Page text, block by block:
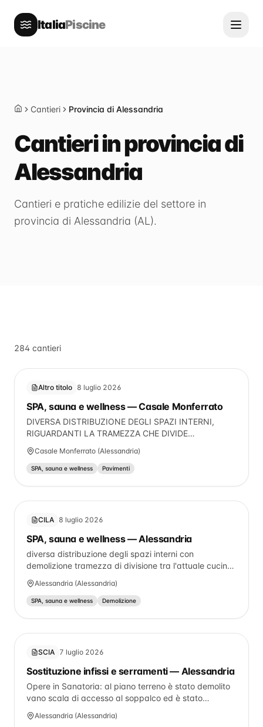
ItaliaPiscine
HomeCantieri Provincia di Alessandria
Cantieri in provincia di
Alessandria
Cantieri e pratiche edilizie del settore in
provincia di Alessandria (AL ).
284 cantieri
Altro titolo 8 luglio 2026
SPA, sauna e wellness — Casale Monferrato
DIVERSA DISTRIBUZIONE DEGLI SPAZI INTERNI,
RIGUARDANTI LA TRAMEZZA CHE DIVIDE
L'INGRESSO DAL DISIMPEGNO (C.E. N. 64 DEL
1962), MENTRE ALLO STATO ATTUALE NON E'
PRESENTE; DIVERSA POSIZIONE DEL DIVISORIO TRA
Casale Monferrato (Alessandria)
SPA, sauna e wellness Pavimenti
CILA 8 luglio 2026
SPA, sauna e wellness — Alessandria
diversa distribuzione degli spazi interni con
demolizione tramezza di divisione tra l'attuale cucina
e l'adiacente camera e la realizzazione di disimpegno
e ripostiglio nell'attuale corridoio di accesso alle
camere. tutto meglio indicato in relazione tecnico
Alessandria (Alessandria)
SPA, sauna e wellness Demolizione
SCIA 7 luglio 2026
Sostituzione infissi e serramenti — Alessandria
Opere in Sanatoria: al piano terreno è stato demolito
vano scala di accesso al soppalco ed è stato
realizzato in altro sito, al piano primo diversa
distribuzione degli spazi interni mediante demolizione
Alessandria (Alessandria)